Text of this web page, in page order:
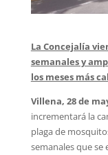
La Concejalía
semanales y
los meses más
Villena, 28 de
incrementará la
plaga de
semanales que